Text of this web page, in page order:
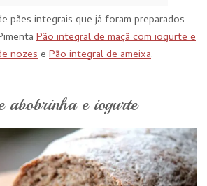
pães integrais que já foram preparados
Pão integral de maçã com iogurte e
nozese Pão integral de ameixa.
abobrinha e iogurte